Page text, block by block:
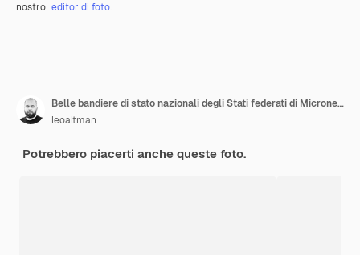
nostro editor di foto.
Belle bandiere di stato nazionali degli Stati federati di Micronesia e Australia insieme
leoaltman
Potrebbero piacerti anche queste foto.